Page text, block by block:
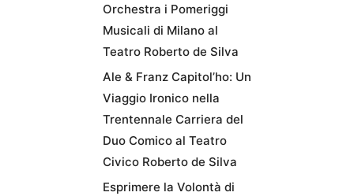
Orchestra i Pomeriggi
Musicali di Milano al
Teatro Roberto de Silva
Ale & Franz Capitol’ho: Un
Viaggio Ironico nella
Trentennale Carriera del
Duo Comico al Teatro
Civico Roberto de Silva
Esprimere la Volontà di